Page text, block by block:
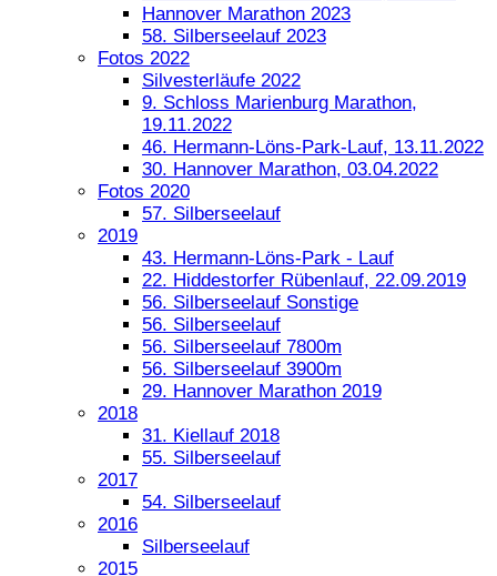
Hannover Marathon 2023
58. Silberseelauf 2023
Fotos 2022
Silvesterläufe 2022
9. Schloss Marienburg Marathon,
19.11.2022
46. Hermann-Löns-Park-Lauf, 13.11.2022
30. Hannover Marathon, 03.04.2022
Fotos 2020
57. Silberseelauf
2019
43. Hermann-Löns-Park - Lauf
22. Hiddestorfer Rübenlauf, 22.09.2019
56. Silberseelauf Sonstige
56. Silberseelauf
56. Silberseelauf 7800m
56. Silberseelauf 3900m
29. Hannover Marathon 2019
2018
31. Kiellauf 2018
55. Silberseelauf
2017
54. Silberseelauf
2016
Silberseelauf
2015